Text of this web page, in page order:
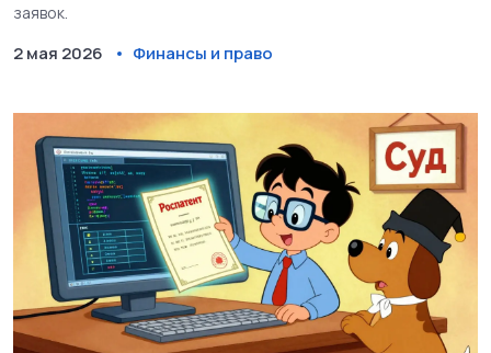
заявок.
2 мая 2026 Финансы и право